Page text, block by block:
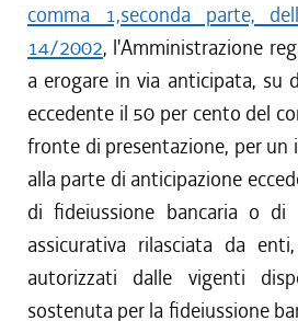
comma 1,seconda parte,
14/2002, l'Amministrazione
a erogare in via anticipata, su
eccedente il 50 per cento del
fronte di presentazione, per
alla parte di anticipazione
di fideiussione bancaria o di
assicurativa rilasciata da
autorizzati dalle vigenti
sostenuta per la fideiussione